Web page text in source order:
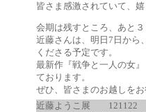
皆さま感激されていて、
会期は残すところ、あと
近藤さんは、明日7日から
くださる予定です。
最新作『戦争と一人の女
ております。
ぜひ、皆さまのお越しを
近藤ようこ展
121122